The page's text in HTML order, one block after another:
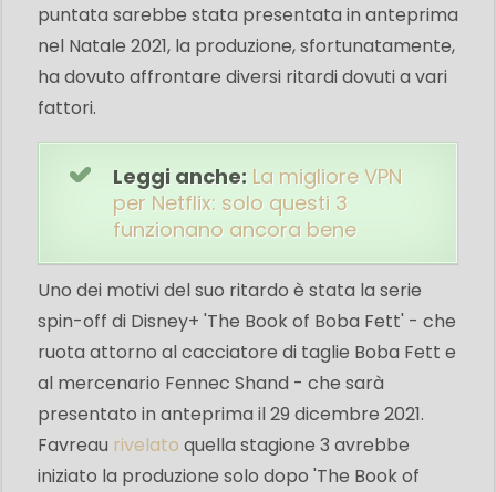
puntata sarebbe stata presentata in anteprima
nel Natale 2021, la produzione, sfortunatamente,
ha dovuto affrontare diversi ritardi dovuti a vari
fattori.
Leggi anche: La migliore VPN
per Netflix: solo questi 3
funzionano ancora bene
Uno dei motivi del suo ritardo è stata la serie
spin-off di Disney+ 'The Book of Boba Fett' - che
ruota attorno al cacciatore di taglie Boba Fett e
al mercenario Fennec Shand - che sarà
presentato in anteprima il 29 dicembre 2021.
Favreau rivelato quella stagione 3 avrebbe
iniziato la produzione solo dopo 'The Book of